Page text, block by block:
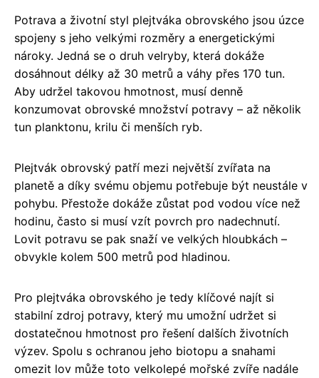
Potrava a životní styl plejtváka obrovského jsou úzce
spojeny s jeho velkými rozměry a energetickými
nároky. Jedná se o druh velryby, která dokáže
dosáhnout délky až 30 metrů a váhy přes 170 tun.
Aby udržel takovou hmotnost, musí denně
konzumovat obrovské množství potravy – až několik
tun planktonu, krilu či menších ryb.
Plejtvák obrovský patří mezi největší zvířata na
planetě a díky svému objemu potřebuje být neustále v
pohybu. Přestože dokáže zůstat pod vodou více než
hodinu, často si musí vzít povrch pro nadechnutí.
Lovit potravu se pak snaží ve velkých hloubkách –
obvykle kolem 500 metrů pod hladinou.
Pro plejtváka obrovského je tedy klíčové najít si
stabilní zdroj potravy, který mu umožní udržet si
dostatečnou hmotnost pro řešení dalších životních
výzev. Spolu s ochranou jeho biotopu a snahami
omezit lov může toto velkolepé mořské zvíře nadále